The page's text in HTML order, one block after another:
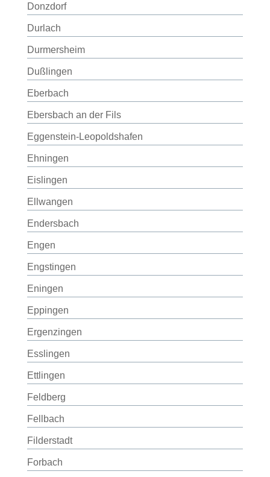
Donzdorf
Durlach
Durmersheim
Dußlingen
Eberbach
Ebersbach an der Fils
Eggenstein-Leopoldshafen
Ehningen
Eislingen
Ellwangen
Endersbach
Engen
Engstingen
Eningen
Eppingen
Ergenzingen
Esslingen
Ettlingen
Feldberg
Fellbach
Filderstadt
Forbach